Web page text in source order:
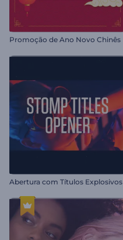
Promoção de Ano Novo Chinês
Abertura com Títulos Explosivos